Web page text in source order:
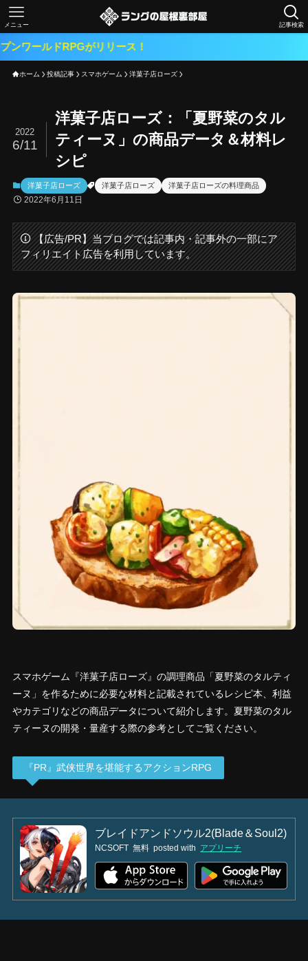
記事検索
メニュー
がリリース！
ホーム 投稿記事 スマホゲーム 洋菓子店ローズ
洋菓子店ローズ：「夏野菜のタル
ティーヌ」の商品データ＆材料レ
シピ
2022
6/11
洋菓子店ローズ 洋菓子店ローズ 洋菓子店ローズの料理商品
2022年6月11日
【広告/PR】当ブログでは記事内・記事外の一部にア
フィリエイト広告を利用しています。
スマホゲーム『洋菓子店ローズ』の調理商品「夏野菜のタルティ
ーヌ」を作るために必要な材料と記載されているレシピ本、利益
やカテゴリなどの商品データについて紹介します。夏野菜のタル
ティーヌの開発・量産する際の参考としてご覧ください。
『PR』武侠世界を堪能するアクションRPG
ブレイドアンドソウル2(Blade＆Soul2)
NCSOFT 無料 posted with アプリーチ